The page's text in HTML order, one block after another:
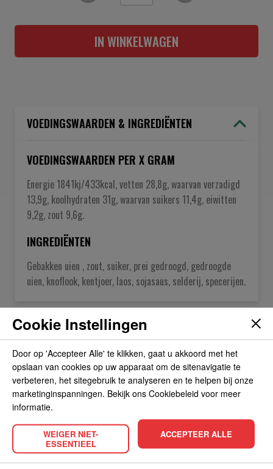
IN WINKELWAGEN
VOEDINGSWAARDEN & INGREDIËNTEN
VOEDINGSWAARDEN PER X GRAM
Energie 1841kj/433kcal, vetten 28,8g, waarvan verzadigd
13,9g, koolhydraten 31g, waarvan suikers 11,4g, eiwitten
9,2g, zout 9,6g.
INGREDIËNTEN
Gebakken uien , zout, suiker, prei gedroogd, gedroogde
uien, knoflook, kentjoer, laos, sojasaus, selderij, specerijen.
OVER DE FABRIKANT
ALLERGIEËN
OVERIGE INFORMATIE
Cookie Instellingen
Door op 'Accepteer Alle' te klikken, gaat u akkoord met het
opslaan van cookies op uw apparaat om de sitenavigatie te
verbeteren, het sitegebruik te analyseren en te helpen bij onze
marketinginspanningen. Bekijk ons Cookiebeleid voor meer
informatie.
WEIGER NIET-
ESSENTIEEL
ACCEPTEER ALLE